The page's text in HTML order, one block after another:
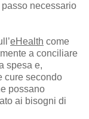
necessario
eHealth come
a conciliare
spesa e,
cure secondo
possano
ai bisogni di